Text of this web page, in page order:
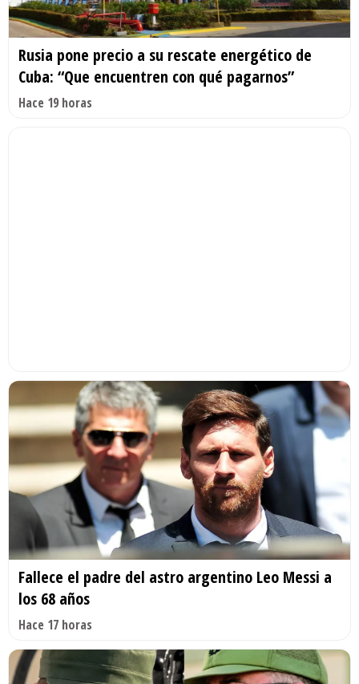
Rusia pone precio a su rescate energético de
Cuba: “Que encuentren con qué pagarnos”
Hace 19 horas
Fallece el padre del astro argentino Leo Messi a
los 68 años
Hace 17 horas